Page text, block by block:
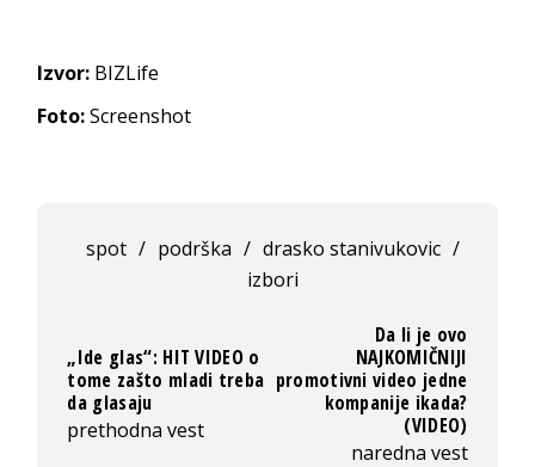
Izvor: BIZLife
Foto:Screenshot
spot / podrška / drasko stanivukovic /
izbori
„Ide glas“: HIT VIDEO o
tome zašto mladi treba
da glasaju
prethodna vest
Da li je ovo
NAJKOMIČNIJI
promotivni video jedne
kompanije ikada?
(VIDEO)
naredna vest